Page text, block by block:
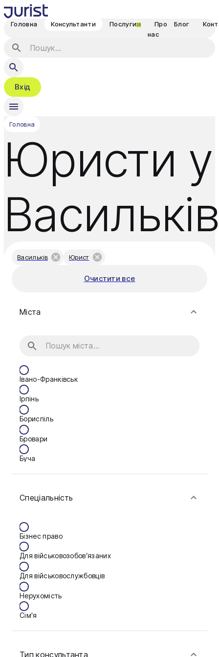
Головна Консультанти Послуги38
Про
нас
Блог
Вхід
Головна
Юристи у
Васильків
Васильків Юрист
Очистити все
Міста
Івано-Франківськ
Ірпінь
Бориспіль
Бровари
Буча
Васильків
Дніпро
Запоріжжя
Калуш
Кам'янське
Ковель
Спеціальність
Бізнес право
Для військовозобов’язаних
Для військовослужбовців
Нерухомість
Сім'я
Тип консультанта